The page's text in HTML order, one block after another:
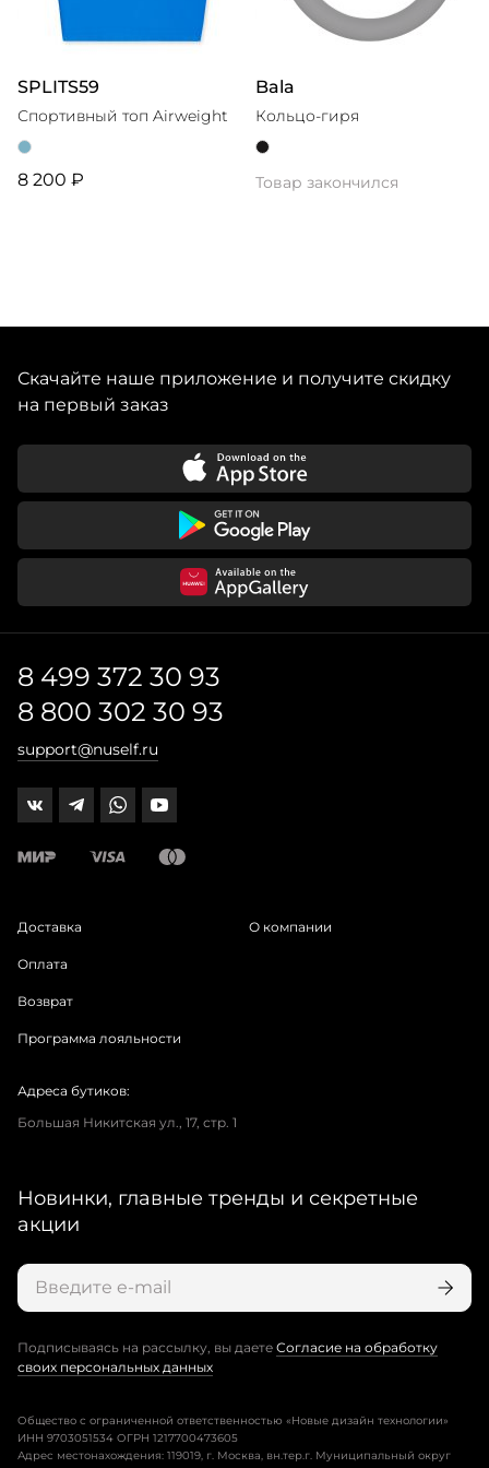
SPLITS59
Спортивный топ Airweight
8 200 ₽
Bala
Кольцо-гиря
Товар закончился
Скачайте наше приложение и получите скидку
на первый заказ
8 499 372 30 93
8 800 302 30 93
support@nuself.ru
Доставка
Оплата
Возврат
Программа лояльности
О компании
Адреса бутиков:
Большая Никитская ул., 17, стр. 1
Новинки, главные тренды и секретные
акции
Подписываясь на рассылку, вы даете Согласие на обработку
своих персональных данных
Общество с ограниченной ответственностью «Новые дизайн технологии»
ИНН 9703051534 ОГРН 1217700473605
Адрес местонахождения: 119019, г. Москва, вн.тер.г. Муниципальный округ